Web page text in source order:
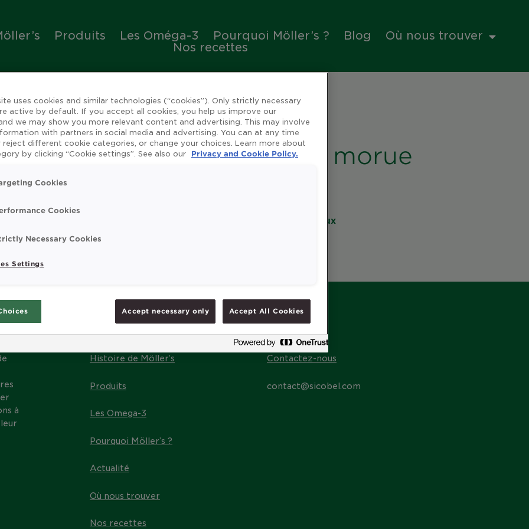
Produits Les Oméga-3 Pourquoi Möller’s ? Blog
Où nous trouver
Nos recettes
de l'huile de foie de morue
Vitamines et minéraux
à
MENU
Histoire de Möller’s
Produits
Les Omega-3
Pourquoi Möller’s ?
Actualité
Où nous trouver
Nos recettes
CONTACT
Contactez-nous
contact@sicobel.com
uses cookies and similar technologies (“cookies”). Only strictly necessary
active by default. If you accept all cookies, you help us improve our
we may show you more relevant content and advertising. This may involve
with partners in social media and advertising. You can at any time
reject different cookie categories, or change your choices. Learn more about
by clicking “Cookie settings”. See also our
Privacy and Cookie Policy.
Cookies
Cookies
Necessary Cookies
Settings
Accept necessary only Accept All Cookies